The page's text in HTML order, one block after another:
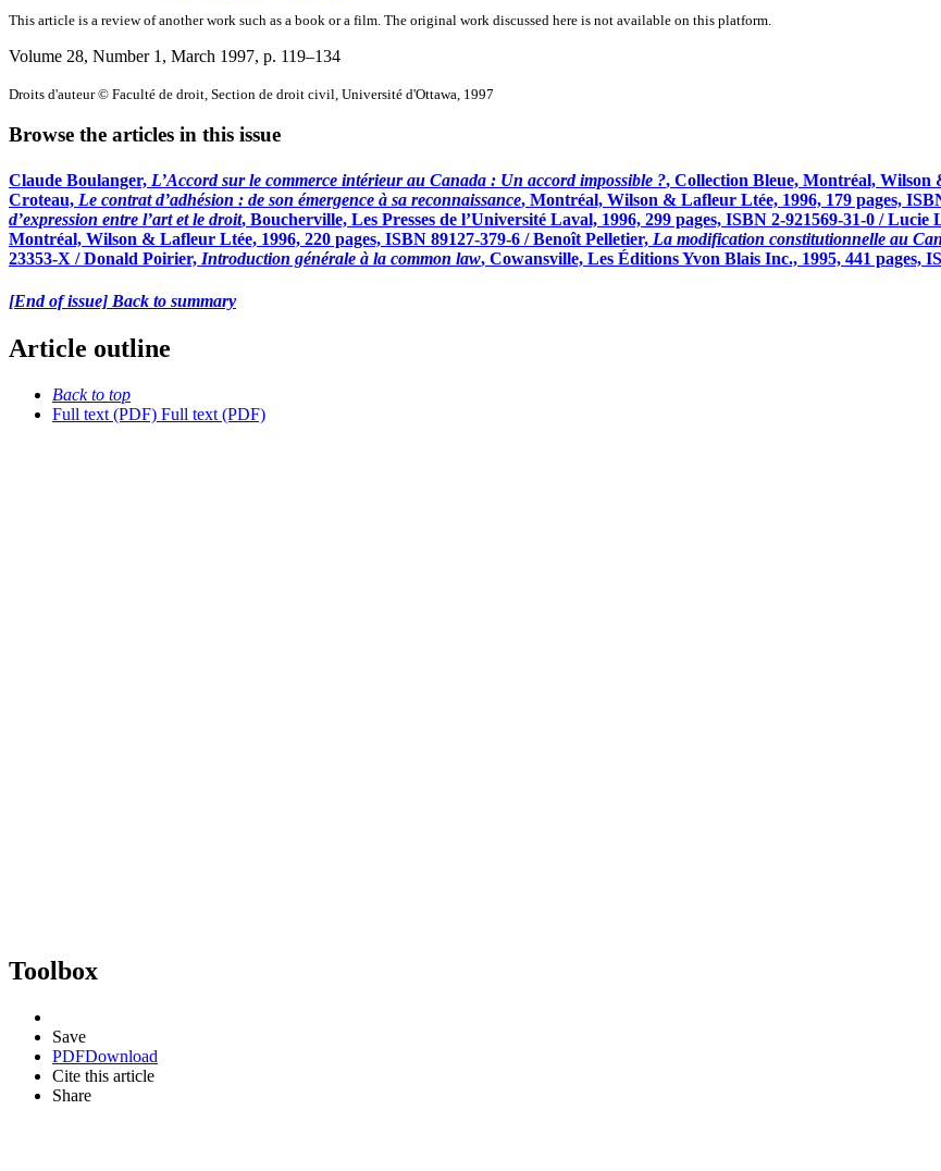
This article is a review of another work such as a book or a film. The original work discussed here is not available on this platform.
Volume 28, Number 1, March 1997, p. 119–134
Droits d'auteur © Faculté de droit, Section de droit civil, Université d'Ottawa, 1997
Browse the articles in this issue
Claude Boulanger, L’Accord sur le commerce intérieur au Canada : Un accord impossible ?, Collection Bleue, Montréal, Wilson
Croteau, Le contrat d’adhésion : de son émergence à sa reconnaissance, Montréal, Wilson & Lafleur Ltée, 1996, 179 pages,
d’expression entre l’art et le droit, Boucherville, Les Presses de l’Université Laval, 1996, 299 pages, ISBN 2-921569-31-0 / Lucie
Montréal, Wilson & Lafleur Ltée, 1996, 220 pages, ISBN 89127-379-6 / Benoît Pelletier, La modification constitutionnelle au
23353-X / Donald Poirier, Introduction générale à la common law, Cowansville, Les Éditions Yvon Blais Inc., 1995, 441 pages,
[End of issue] Back to summary
Article outline
Back to top
Full text (PDF) Full text (PDF)
Toolbox
Save
PDFDownload
Cite this article
Share